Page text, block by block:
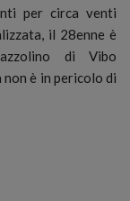
per circa venti
il 28enne è
di Vibo
è in pericolo di